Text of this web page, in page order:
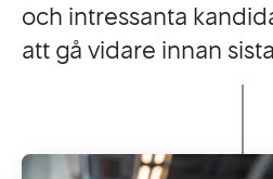
och intressanta
att gå vidare innan